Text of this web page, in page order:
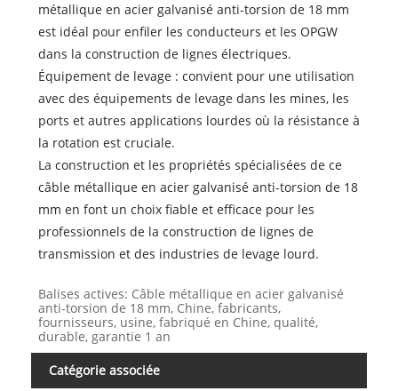
métallique en acier galvanisé anti-torsion de 18 mm
est idéal pour enfiler les conducteurs et les OPGW
dans la construction de lignes électriques.
Équipement de levage : convient pour une utilisation
avec des équipements de levage dans les mines, les
ports et autres applications lourdes où la résistance à
la rotation est cruciale.
La construction et les propriétés spécialisées de ce
câble métallique en acier galvanisé anti-torsion de 18
mm en font un choix fiable et efficace pour les
professionnels de la construction de lignes de
transmission et des industries de levage lourd.
Balises actives: Câble métallique en acier galvanisé
anti-torsion de 18 mm, Chine, fabricants,
fournisseurs, usine, fabriqué en Chine, qualité,
durable, garantie 1 an
Catégorie associée